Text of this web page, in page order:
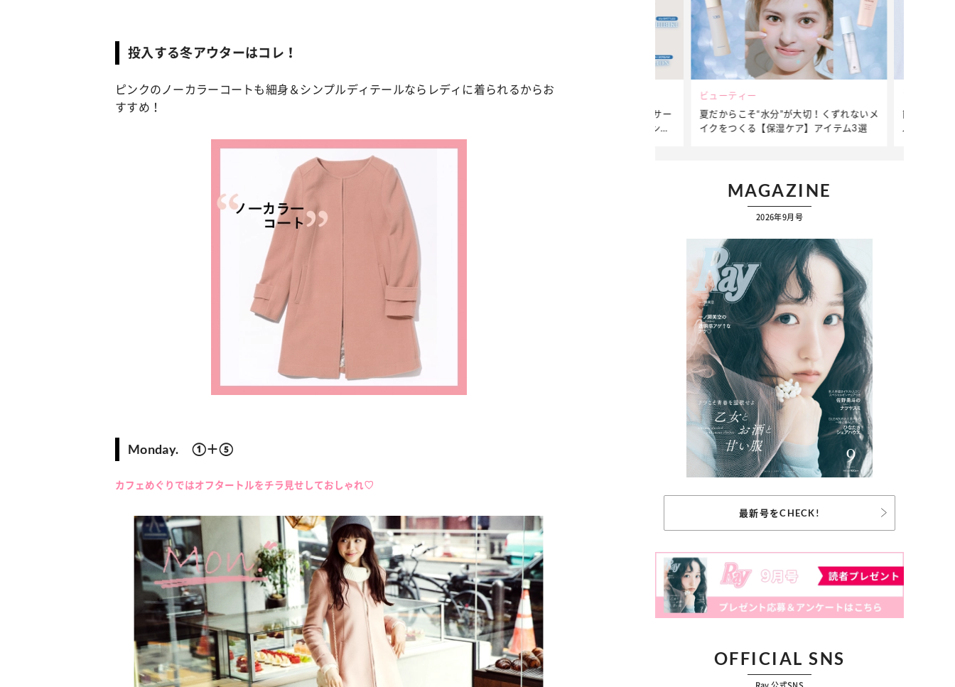
投入する冬アウターはコレ！
ピンクのノーカラーコートも細身＆シンプルディテールならレディに着られるからお
すすめ！
Monday. ①＋⑤
カフェめぐりではオフタートルをチラ見せしておしゃれ♡
カルチャー
“憧れワンピ”を着るきっかけに♡ おしゃ
占い カルチャー
【Dリーグ】Ray世代注目のプロダンサー
集団♡ 各チームを彩る「イケメンダンサ
ビューティー
夏だからこそ“水分”が大切！くずれないメ
イクをつくる【保湿ケア】アイテム3選
簡単アレン
ぷりの【そ
MAGAZINE
2026年9月号
最新号をCHECK!
OFFICIAL SNS
Ray 公式SNS